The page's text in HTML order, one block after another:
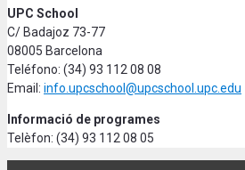
UPC School
C/ Badajoz 73-77
08005 Barcelona
Teléfono: (34) 93 112 08 08
Email: info.upcschool@upcschool.upc.edu
Informació de programes
Telèfon: (34) 93 112 08 05